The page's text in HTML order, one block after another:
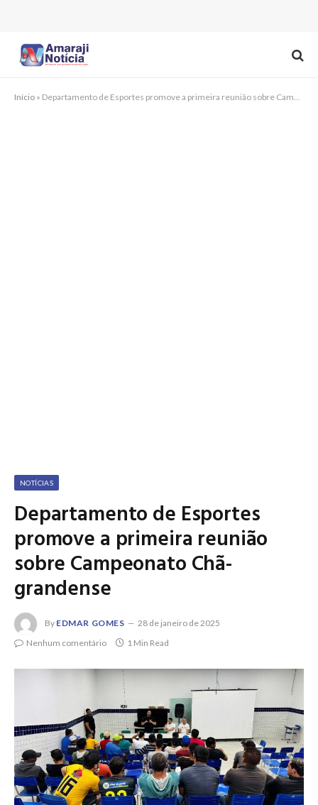
Início » Departamento de Esportes promove a primeira reunião sobre Campeonato Chã-grandense
NOTÍCIAS
Departamento de Esportes
promove a primeira reunião
sobre Campeonato Chã-
grandense
By EDMAR GOMES
28 de janeiro de 2025
Nenhum comentário
1 Min Read